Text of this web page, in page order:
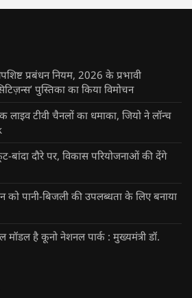
प्रबंधन नियम, 2026 के प्रभावी
पुस्तिका का किया विमोचन
टीवी चैनलों का धमाका, जियो ने लॉन्च
बांदा दौरे पर, विकास परियोजनाओं की देंगे
को पानी-बिजली की उपलब्धता के लिए बनाया
मॉडल है कूनो नेशनल पार्क : मुख्यमंत्री डॉ.